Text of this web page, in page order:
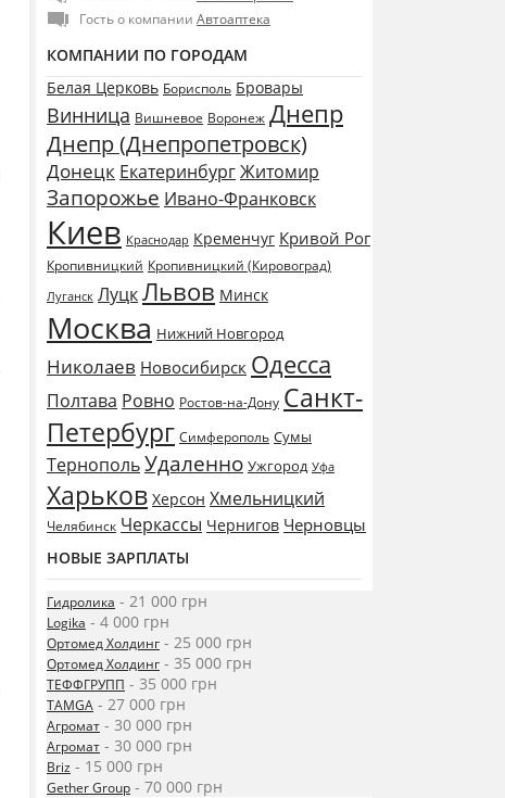
Гость о компании Автоаптека
КОМПАНИИ ПО ГОРОДАМ
Белая Церковь Борисполь Бровары
Винница Вишневое Воронеж Днепр
Днепр (Днепропетровск)
Донецк ЕкатеринбургЖитомир
Запорожье Ивано-Франковск
Киев Краснодар Кременчуг Кривой Рог
Кропивницкий Кропивницкий (Кировоград)
Луганск ЛуцкЛьвов Минск
Москва Нижний Новгород
Николаев Новосибирск Одесса
Полтава Ровно Ростов-на-Дону Санкт-
Петербург Симферополь Сумы
ТернопольУдаленно Ужгород Уфа
Харьков Херсон Хмельницкий
Челябинск Черкассы Чернигов Черновцы
НОВЫЕ ЗАРПЛАТЫ
Гидролика - 21 000 грн
Logika - 4 000 грн
Ортомед Холдинг - 25 000 грн
Ортомед Холдинг - 35 000 грн
ТЕФФГРУПП - 35 000 грн
TAMGA - 27 000 грн
Агромат - 30 000 грн
Агромат - 30 000 грн
Briz - 15 000 грн
Gether Group - 70 000 грн